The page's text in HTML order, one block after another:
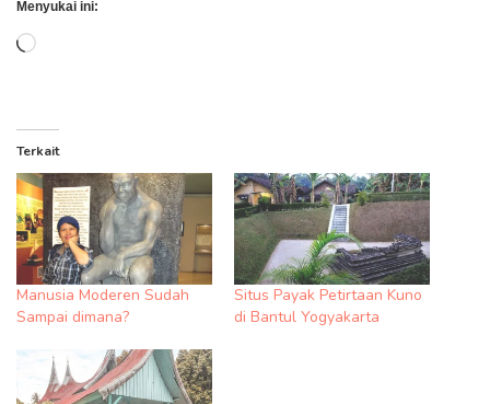
Menyukai ini:
Memuat...
Terkait
Manusia Moderen Sudah
Sampai dimana?
Situs Payak Petirtaan Kuno
di Bantul Yogyakarta